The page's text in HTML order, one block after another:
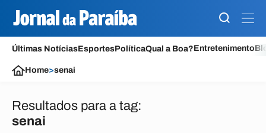
Últimas NotíciasEsportesPolíticaQual a Boa?Entretenimento
Home>senai
Resultados para a tag:
senai